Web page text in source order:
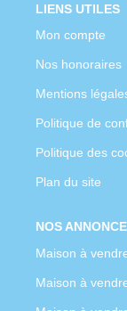
LIENS UTILES
Mon compte
Nos honoraires
Mentions
Politique de
Politique des
Plan du site
NOS
Maison à
Maison à